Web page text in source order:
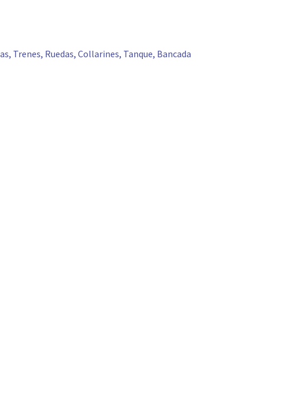
Trenes, Ruedas, Collarines, Tanque, Bancada